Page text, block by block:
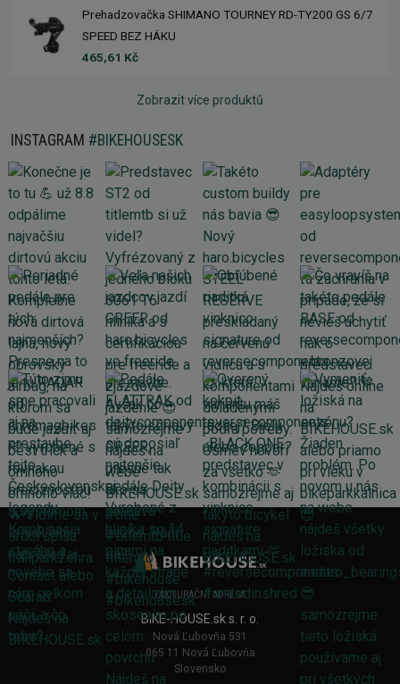
Prehadzovačka SHIMANO TOURNEY RD-TY200 GS 6/7
SPEED BEZ HÁKU
465,61 Kč
Zobrazit více produktů
INSTAGRAM #BIKEHOUSESK
FAKTURAČNÍ ADRESA
BIKE-HOUSE.sk s. r. o.
Nová Ľubovňa 531
065 11 Nová Ľubovňa
Slovensko